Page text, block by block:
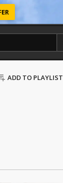
ADD TO PLAYLIST